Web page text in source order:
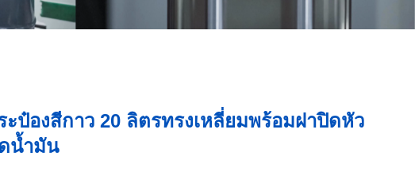
ะป๋องสีกาว 20 ลิตรทรงเหลี่ยมพร้อมฝาปิดหัว
น้ำมัน